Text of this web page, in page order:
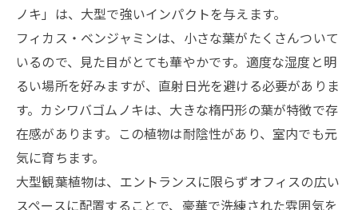
ノキ」は、大型で強いインパクトを与えます。
フィカス・ベンジャミンは、小さな葉がたくさんついて
いるので、見た目がとても華やかです。適度な湿度と明
るい場所を好みますが、直射日光を避ける必要がありま
す。カシワバゴムノキは、大きな楕円形の葉が特徴で存
在感があります。この植物は耐陰性があり、室内でも元
気に育ちます。
大型観葉植物は、エントランスに限らずオフィスの広い
スペースに配置することで、豪華で洗練された雰囲気を